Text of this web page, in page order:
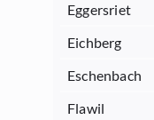
Eggersriet
Eichberg
Eschenbach
Flawil